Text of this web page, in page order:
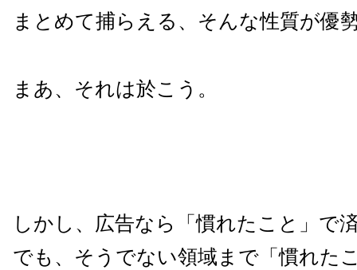
まとめて捕らえる、そんな性質が優
まあ、それは於こう。
しかし、広告なら「慣れたこと」で
でも、そうでない領域まで「慣れた